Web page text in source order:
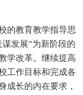
的教育教学指导思
发展”为新阶段的
学改革。继续提高
工作目标和完成各
成长的内在要求，